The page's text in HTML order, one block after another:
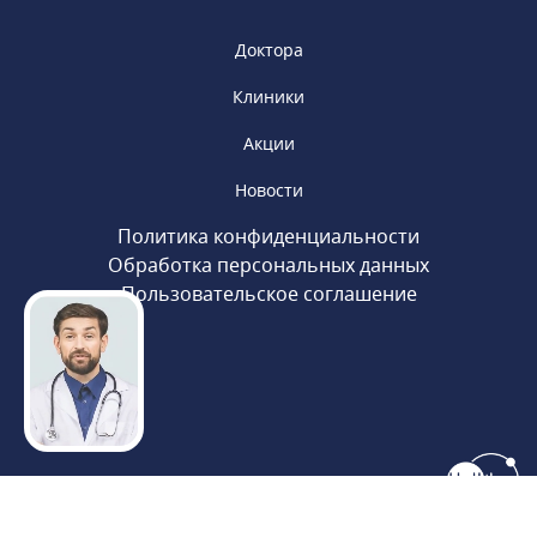
Доктора
Клиники
Акции
Новости
Политика конфиденциальности
Обработка персональных данных
Пользовательское соглашение